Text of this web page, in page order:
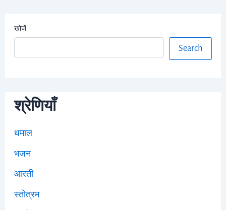
खोजें
Search
श्रेणियाँ
धमाल
भजन
आरती
स्तोत्रम